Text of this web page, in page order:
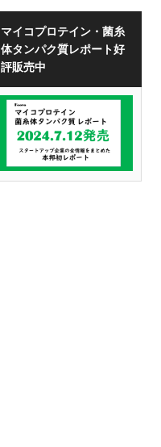
マイコプロテイン・菌糸
体タンパク質レポート好
評販売中